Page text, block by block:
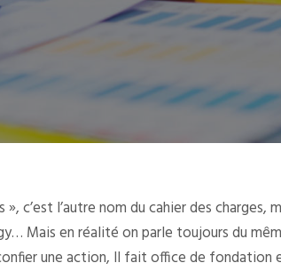
c’est l’autre nom du cahier des
Mais en réalité on parle toujours du
une action, Il fait office de